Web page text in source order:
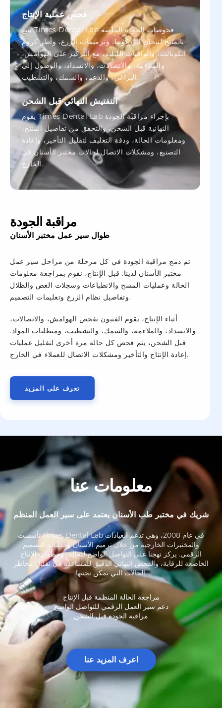
فحص عملية الإنتاج
يتبع Times Dental Lab فحوصات الجودة الخاصة
بالمنتج لتيجان الزركونيا، وترميمات الزرع، وأطر كروم
الكوبالت، والواقيات الليلية، مع التركيز على الهوامش،
والملاءمة، والاتصالات، والانسداد، والوصول إلى
البراغي، والدعم، والسمك، والتشطيب.
التفتيش النهائي قبل الشحن
يقوم Times Dental Lab بإجراء مراقبة الجودة
النهائية قبل الشحن، والتحقق من تفاصيل المنتج،
ومعلومات الحالة، ودقة التغليف لتقليل التأخير، وإعادة
التصنيع، ومشكلات الاتصال لحالات مختبر الأسنان في
الخارج.
مراقبة الجودة
طوال سير عمل مختبر الأسنان
تم دمج مراقبة الجودة في كل مرحلة من مراحل سير عمل
مختبر الأسنان لدينا. قبل الإنتاج، نقوم بمراجعة معلومات
الحالة وعمليات المسح والانطباعات وسجلات العض والظلال
وتفاصيل نظام الزرع وتعليمات التصميم.
أثناء الإنتاج، يقوم الفنيون بفحص الهوامش، والاتصالات،
والانسداد، والملاءمة، والسمك، والتشطيب، ومتطلبات المواد.
قبل الشحن، يتم فحص كل حالة مرة أخرى لتقليل عمليات
إعادة الإنتاج والتأخير ومشكلات الاتصال للعملاء في الخارج.
تعرف على المزيد
معلومات عنا
شريك في مختبر طب الأسنان يعتمد على سير العمل المنظم
تأسست Times Dental Lab في عام 2008، وهي تدعم العيادات
والمختبرات الخارجية من خلال ترميم الأسنان وخدمات التصميم
الرقمي. يركز نهجنا على التواصل الواضح للحالة، وخطوات الإنتاج
الخاضعة للرقابة، والفحص النهائي الدقيق للمساعدة في تقليل مخاطر
الحالات التي يمكن تجنبها.
مراجعة الحالة المنظمة قبل الإنتاج
دعم سير العمل الرقمي للتواصل الواضح
مراقبة الجودة قبل الشحن
اعرف المزيد عنا